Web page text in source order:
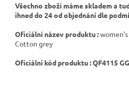
Všechno zboží máme skladem a
ihned do 24 od objednání dle
Oficiální název produktu :
Cotton grey
Oficiální kód produktu : QF4115